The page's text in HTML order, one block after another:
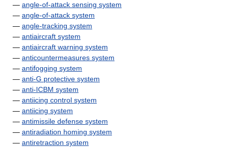
— angle-of-attack sensing system
— angle-of-attack system
— angle-tracking system
— antiaircraft system
— antiaircraft warning system
— anticountermeasures system
— antifogging system
— anti-G protective system
— anti-ICBM system
— antiicing control system
— antiicing system
— antimissile defense system
— antiradiation homing system
— antiretraction system